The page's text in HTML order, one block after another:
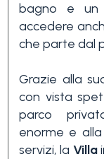
bagno e un
accedere
che parte dal
Grazie alla
con vista
parco
enorme e
servizi, la Villa
Piscina
Vista mare